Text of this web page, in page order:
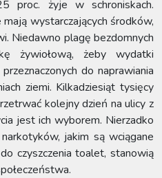
proc. żyje w schroniskach.
wystarczających środków,
Niedawno plagę bezdomnych
żywiołową, żeby wydatki
do naprawiania
ziemi. Kilkadziesiąt tysięcy
kolejny dzień na ulicy z
jest ich wyborem. Nierzadko
jakim są wciągane
czyszczenia toalet, stanowią